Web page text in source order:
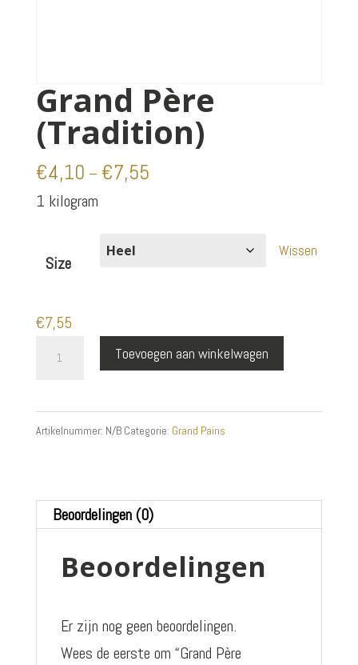
Grand Père
(Tradition)
€4,10 – €7,55
1 kilogram
Size
Wissen
€7,55
Grand
aantal
Toevoegen aan winkelwagen
Artikelnummer: N/B Categorie: Grand Pains
Beoordelingen (0)
Beoordelingen
Er zijn nog geen beoordelingen.
Wees de eerste om “Grand Père